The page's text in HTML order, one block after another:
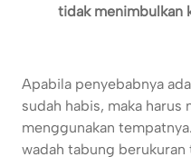
tidak menimbulkan
Apabila penyebabnya
sudah habis, maka harus
menggunakan
wadah tabung